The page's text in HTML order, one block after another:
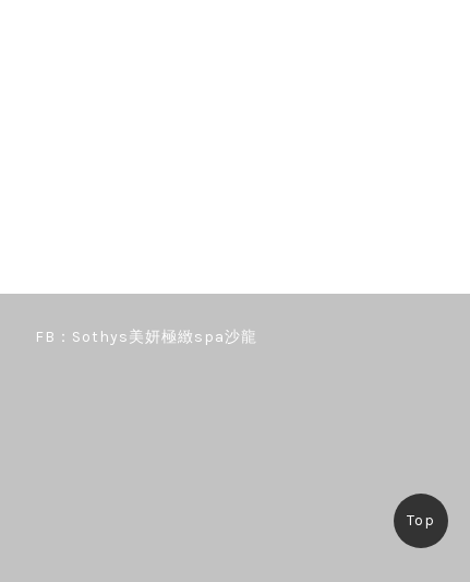
Top
FB：Sothys美妍極緻spa沙龍